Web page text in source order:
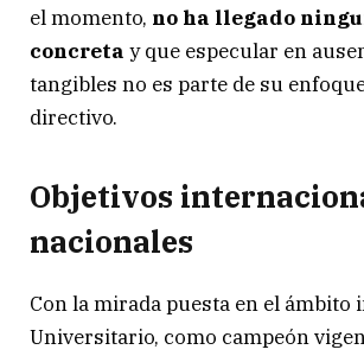
el momento, no ha llegado
concreta y que especular en
tangibles no es parte de su
directivo.
Objetivos
nacionales
Con la mirada puesta en el ámbito
Universitario, como campeón